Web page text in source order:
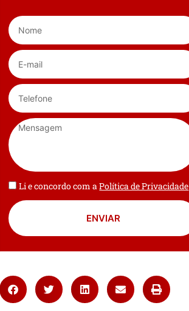
Li e concordo com aPolítica de Privacidade
ENVIAR